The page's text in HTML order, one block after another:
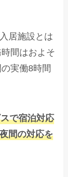
居施設とは
間はおよそ
実働8時間
で宿泊対応
間の対応を